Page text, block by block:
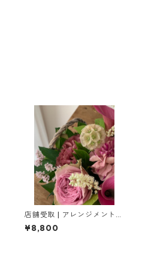
店舗受取 | アレンジメント［
L ］
¥8,800